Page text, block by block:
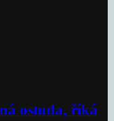
ostuda, říká